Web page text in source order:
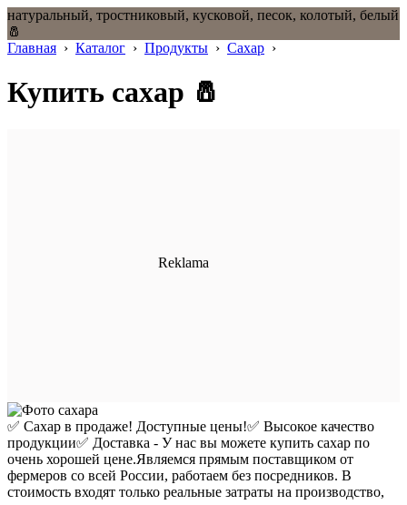
натуральный, тростниковый, кусковой, песок, колотый, белый
🧂
Главная › Каталог › Продукты › Сахар ›
Купить сахар 🧂
✅ Сахар в продаже! Доступные цены!✅ Высокое качество
продукции✅ Доставка - У нас вы можете купить сахар по
очень хорошей цене.Являемся прямым поставщиком от
фермеров со всей России, работаем без посредников. В
стоимость входят только реальные затраты на производство,